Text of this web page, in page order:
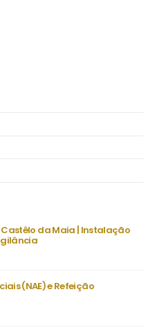
da Maia | Instalação
(NAE) e Refeição